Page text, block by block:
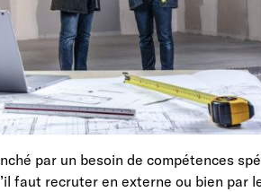
par un besoin de compétences
faut recruter en externe ou bien par